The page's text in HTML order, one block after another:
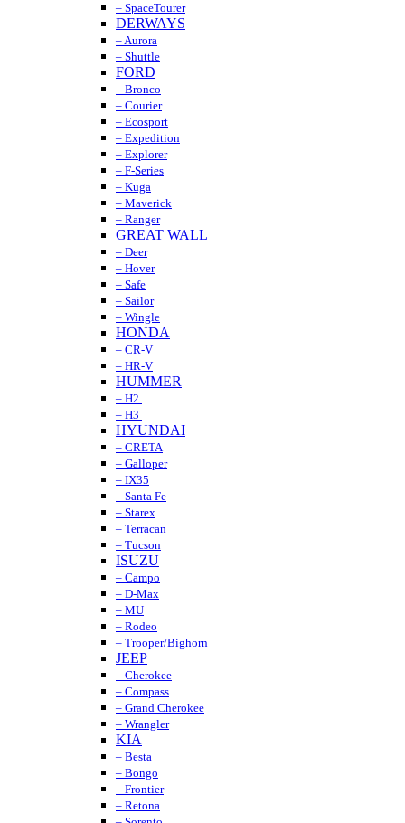
– SpaceTourer
DERWAYS
– Aurora
– Shuttle
FORD
– Bronco
– Courier
– Ecosport
– Expedition
– Explorer
– F-Series
– Kuga
– Maverick
– Ranger
GREAT WALL
– Deer
– Hover
– Safe
– Sailor
– Wingle
HONDA
– CR-V
– HR-V
HUMMER
– H2
– H3
HYUNDAI
– CRETA
– Galloper
– IX35
– Santa Fe
– Starex
– Terracan
– Tucson
ISUZU
– Campo
– D-Max
– MU
– Rodeo
– Trooper/Bighorn
JEEP
– Cherokee
– Compass
– Grand Cherokee
– Wrangler
KIA
– Besta
– Bongo
– Frontier
– Retona